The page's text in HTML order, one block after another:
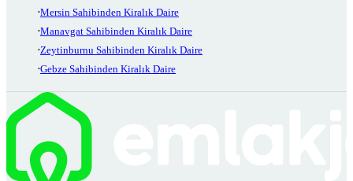
Mersin Sahibinden Kiralık Daire
Manavgat Sahibinden Kiralık Daire
Zeytinburnu Sahibinden Kiralık Daire
Gebze Sahibinden Kiralık Daire